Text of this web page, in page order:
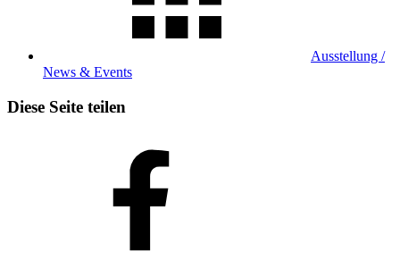
Ausstellung /
News & Events
Diese Seite teilen